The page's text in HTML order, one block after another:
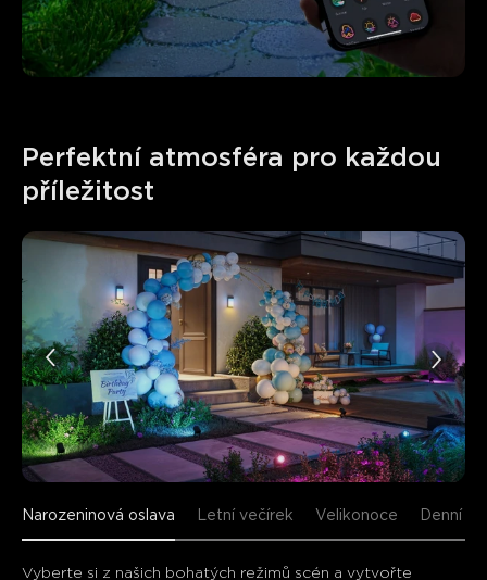
Perfektní atmosféra pro každou
příležitost
Narozeninová oslava Letní večírek Velikonoce Denní
Vyberte si z našich bohatých režimů scén a vytvořte